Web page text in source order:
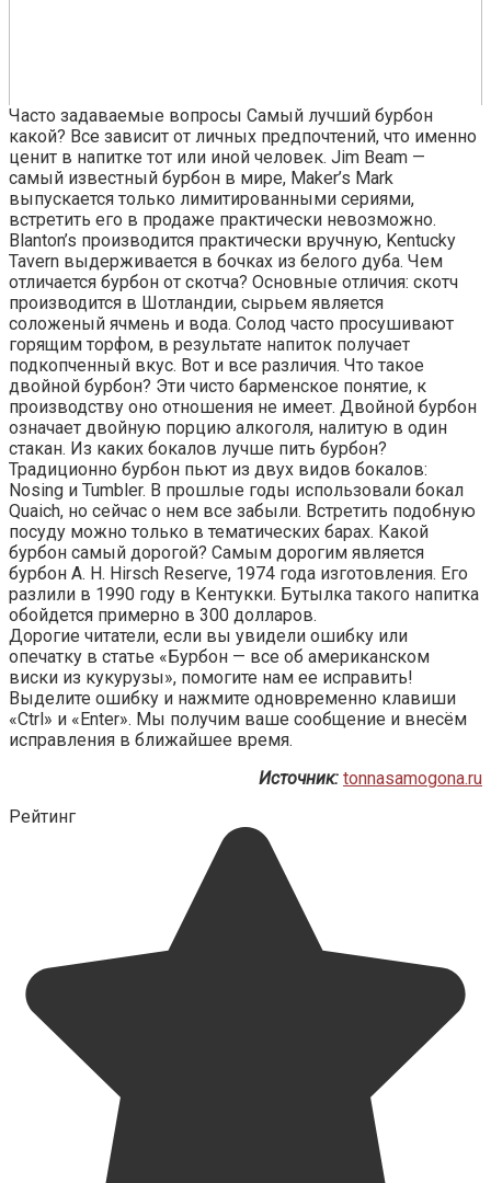
Часто задаваемые вопросы Самый лучший бурбон
какой? Все зависит от личных предпочтений, что именно
ценит в напитке тот или иной человек. Jim Beam —
самый известный бурбон в мире, Maker’s Mark
выпускается только лимитированными сериями,
встретить его в продаже практически невозможно.
Blanton’s производится практически вручную, Kentucky
Tavern выдерживается в бочках из белого дуба. Чем
отличается бурбон от скотча? Основные отличия: скотч
производится в Шотландии, сырьем является
соложеный ячмень и вода. Солод часто просушивают
горящим торфом, в результате напиток получает
подкопченный вкус. Вот и все различия. Что такое
двойной бурбон? Эти чисто барменское понятие, к
производству оно отношения не имеет. Двойной бурбон
означает двойную порцию алкоголя, налитую в один
стакан. Из каких бокалов лучше пить бурбон?
Традиционно бурбон пьют из двух видов бокалов:
Nosing и Tumbler. В прошлые годы использовали бокал
Quaich, но сейчас о нем все забыли. Встретить подобную
посуду можно только в тематических барах. Какой
бурбон самый дорогой? Самым дорогим является
бурбон A. H. Hirsch Reserve, 1974 года изготовления. Его
разлили в 1990 году в Кентукки. Бутылка такого напитка
обойдется примерно в 300 долларов.
Дорогие читатели, если вы увидели ошибку или
опечатку в статье «Бурбон — все об американском
виски из кукурузы», помогите нам ее исправить!
Выделите ошибку и нажмите одновременно клавиши
«Ctrl» и «Enter». Мы получим ваше сообщение и внесём
исправления в ближайшее время.
Источник: tonnasamogona.ru
Рейтинг